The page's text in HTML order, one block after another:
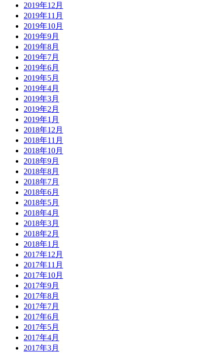
2019年12月
2019年11月
2019年10月
2019年9月
2019年8月
2019年7月
2019年6月
2019年5月
2019年4月
2019年3月
2019年2月
2019年1月
2018年12月
2018年11月
2018年10月
2018年9月
2018年8月
2018年7月
2018年6月
2018年5月
2018年4月
2018年3月
2018年2月
2018年1月
2017年12月
2017年11月
2017年10月
2017年9月
2017年8月
2017年7月
2017年6月
2017年5月
2017年4月
2017年3月